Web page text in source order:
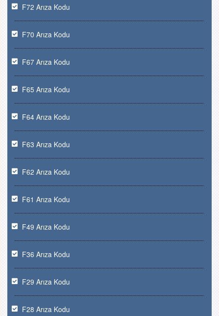
F72 Arıza Kodu
F70 Arıza Kodu
F67 Arıza Kodu
F65 Arıza Kodu
F64 Arıza Kodu
F63 Arıza Kodu
F62 Arıza Kodu
F61 Arıza Kodu
F49 Arıza Kodu
F36 Arıza Kodu
F29 Arıza Kodu
F28 Arıza Kodu